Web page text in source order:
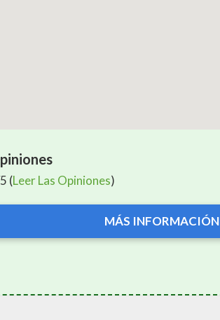
(Leer Las Opiniones)
MÁS INFORMACIÓN